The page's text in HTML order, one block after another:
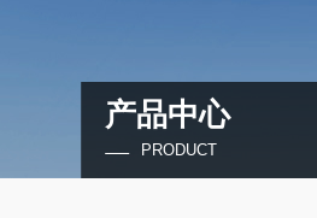
产品中心
PRODUCT